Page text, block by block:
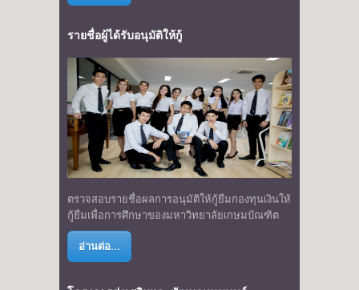
รายชื่อผู้ได้รับอนุมัติให้กู้
ตรวจสอบรายชื่อผลการอนุมัติให้กู้ยืมกองทุนเงินให้
กู้ยืมเพื่อการศึกษาของมหาวิทยาลัยเกษมบัณฑิต
อ่านต่อ...